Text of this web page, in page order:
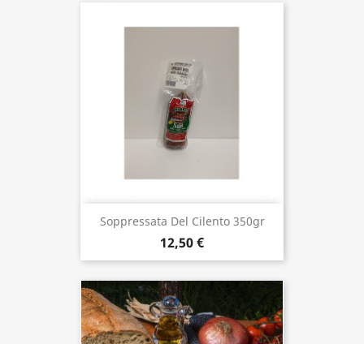
Soppressata Del Cilento 350gr
12,50 €